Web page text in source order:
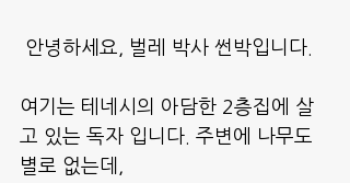
안녕하세요, 벌레 박사 썬박입니다.
여기는 테네시의 아담한 2층집에 살
고 있는 독자 입니다. 주변에 나무도
별로 없는데,